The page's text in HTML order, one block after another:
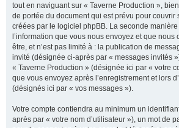
tout en naviguant sur « Taverne Production »,
de portée du document qui est prévu pour couvrir
créées par le logiciel phpBB. La seconde
l’information que vous nous envoyez et que nous
être, et n’est pas limité à : la publication de
invité (désignée ci-après par « messages invités
« Taverne Production » (désignée ici par « votre
que vous envoyez après l’enregistrement et lors
(désignés ici par « vos messages »).
Votre compte contiendra au minimum un
après par « votre nom d’utilisateur »), un mot de